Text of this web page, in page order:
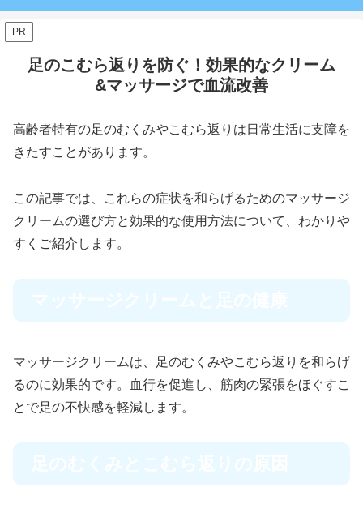
PR
足のこむら返りを防ぐ！効果的なクリーム
&マッサージで血流改善
高齢者特有の足のむくみやこむら返りは日常生活に支障を
きたすことがあります。
この記事では、これらの症状を和らげるためのマッサージ
クリームの選び方と効果的な使用方法について、わかりや
すくご紹介します。
マッサージクリームは、足のむくみやこむら返りを和らげ
るのに効果的です。血行を促進し、筋肉の緊張をほぐすこ
とで足の不快感を軽減します。